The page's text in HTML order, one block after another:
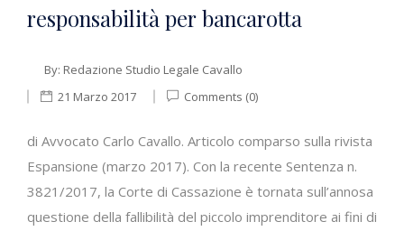
responsabilità per bancarotta
By: Redazione Studio Legale Cavallo
21 Marzo 2017
Comments (0)
di Avvocato Carlo Cavallo. Articolo comparso sulla rivista
Espansione (marzo 2017). Con la recente Sentenza n.
3821/2017, la Corte di Cassazione è tornata sull’annosa
questione della fallibilità del piccolo imprenditore ai fini di